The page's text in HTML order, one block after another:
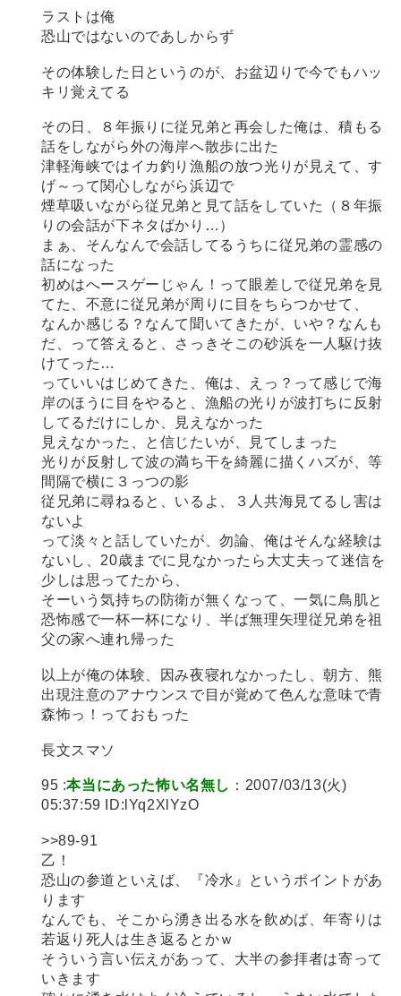
ラストは俺
恐山ではないのであしからず
その体験した日というのが、お盆辺りで今でもハッ
キリ覚えてる
その日、８年振りに従兄弟と再会した俺は、積もる
話をしながら外の海岸へ散歩に出た
津軽海峡ではイカ釣り漁船の放つ光りが見えて、す
げ～って関心しながら浜辺で
煙草吸いながら従兄弟と見て話をしていた（８年振
りの会話が下ネタばかり…）
まぁ、そんなんで会話してるうちに従兄弟の霊感の
話になった
初めはへースゲーじゃん！って眼差しで従兄弟を見
てた、不意に従兄弟が周りに目をちらつかせて、
なんか感じる？なんて聞いてきたが、いや？なんも
だ、って答えると、さっきそこの砂浜を一人駆け抜
けてった…
っていいはじめてきた、俺は、えっ？って感じで海
岸のほうに目をやると、漁船の光りが波打ちに反射
してるだけにしか、見えなかった
見えなかった、と信じたいが、見てしまった
光りが反射して波の満ち干を綺麗に描くハズが、等
間隔で横に３っつの影
従兄弟に尋ねると、いるよ、３人共海見てるし害は
ないよ
って淡々と話していたが、勿論、俺はそんな経験は
ないし、20歳までに見なかったら大丈夫って迷信を
少しは思ってたから、
そーいう気持ちの防衛が無くなって、一気に鳥肌と
恐怖感で一杯一杯になり、半ば無理矢理従兄弟を祖
父の家へ連れ帰った
以上が俺の体験、因み夜寝れなかったし、朝方、熊
出現注意のアナウンスで目が覚めて色んな意味で青
森怖っ！っておもった
長文スマソ
95 :本当にあった怖い名無し ：2007/03/13(火)
05:37:59 ID:lYq2XlYzO
>>89-91
乙！
恐山の参道といえば、『冷水』というポイントがあ
ります
なんでも、そこから湧き出る水を飲めば、年寄りは
若返り死人は生き返るとかｗ
そういう言い伝えがあって、大半の参拝者は寄って
いきます